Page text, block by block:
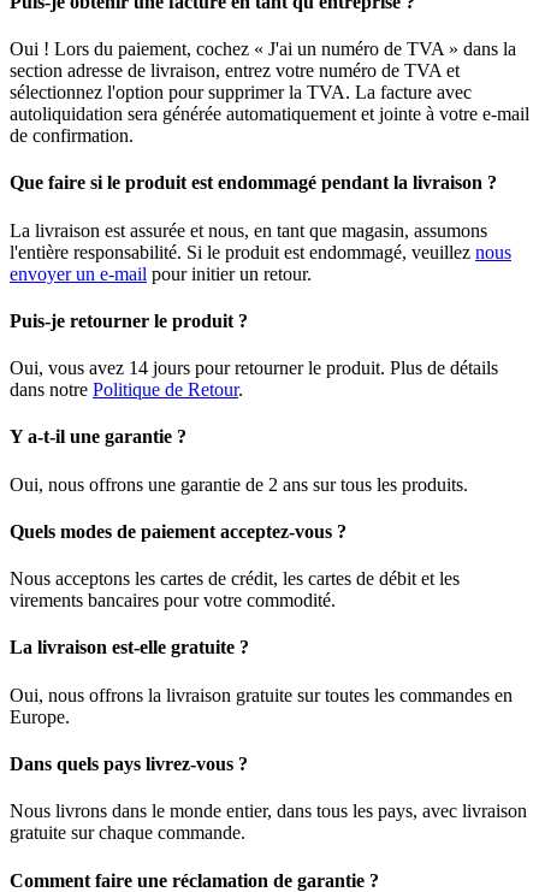
Oui ! Lors du paiement, cochez « J'ai un numéro de TVA » dans la
section adresse de livraison, entrez votre numéro de TVA et
sélectionnez l'option pour supprimer la TVA. La facture avec
autoliquidation sera générée automatiquement et jointe à votre e-mail
de confirmation.
Que faire si le produit est endommagé pendant la livraison ?
La livraison est assurée et nous, en tant que magasin, assumons
l'entière responsabilité. Si le produit est endommagé, veuillez nous
envoyer un e-mail pour initier un retour.
Puis-je retourner le produit ?
Oui, vous avez 14 jours pour retourner le produit. Plus de détails
dans notre Politique de Retour.
Y a-t-il une garantie ?
Oui, nous offrons une garantie de 2 ans sur tous les produits.
Quels modes de paiement acceptez-vous ?
Nous acceptons les cartes de crédit, les cartes de débit et les
virements bancaires pour votre commodité.
La livraison est-elle gratuite ?
Oui, nous offrons la livraison gratuite sur toutes les commandes en
Europe.
Dans quels pays livrez-vous ?
Nous livrons dans le monde entier, dans tous les pays, avec livraison
gratuite sur chaque commande.
Comment faire une réclamation de garantie ?